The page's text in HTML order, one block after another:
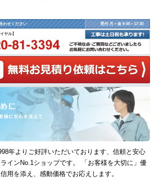
わせください 受付 月～金 9:00～17:30
ヤル】
年よりご好評いただいております、信頼と安心
インNo.1ショップです。 「お客様を大切に」優
用を添え、感動価格でお応えします。